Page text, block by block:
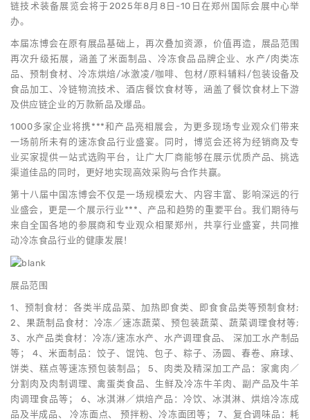
链技术装备展览会将于2025年8月8日-10日在郑州国际会展中心举
办。
本届冻博会在原有展品基础上，再次叠加资源，价值再造，展品范围
再次升级拓展，涵盖了米面制品、冷冻食品品牌企业、水产/肉类冻
品、预制食材、冷冻烘焙/冰激凌/咖啡、包材/原料辅料/包装设备及
食品加工、冷链物流技术、酒店餐饮食材等，涵盖了餐饮食材上下游
及供应链企业的万款新品及爆品。
1000多家企业将携***和产品亮相展会，为更多现场专业观众们带来
一场前所未有的速冻食品行业盛宴。同时，博览会还将为经销商及专
业买家提供一站式选购平台，让广大厂商能够在展示优质产品、挑选
渠道佳品的同时，更好地实现高效采购与合作共赢。
第十八届中国冻博会不仅是一场规模宏大、内容丰富、影响深远的行
业盛会，更是一个展示行业***、产品和趋势的重要平台。我们期待与
来自全国各地的参展商和专业观众相聚郑州，共享行业盛宴，共同推
动冷冻食品行业的健康发展！
展品范围
1、预制食材：各类半成品菜、加热即食类、即食食品类等预制食材;
2、果蔬制品食材：冷冻／速冻蔬菜、预包装蔬菜、蔬菜调理食材等;
3、水产品类食材：冷冻/速冻水产、水产调理食品、 深加工水产制品
等； 4、米面制品：饺子、馄饨、包子、粽子、汤圆、春卷、麻球、
饼类、糕点等速冻预包装制品； 5、肉类及精深加工产品：家禽肉／
分割肉及肉制调理、禽蛋类食品、生鲜及冷冻牛羊肉、副产品及牛羊
肉调理食品等； 6、冰淇淋／烘焙产品：冷饮、冰淇淋、烘焙冷冻成
品及半成品、 冷冻面点、 预拌粉、冷冻面团等； 7、复合调味品：耗